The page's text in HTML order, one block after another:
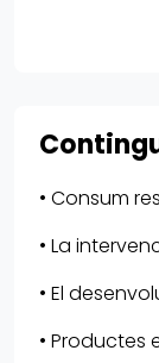
• Consum
• La
• El
• Productes